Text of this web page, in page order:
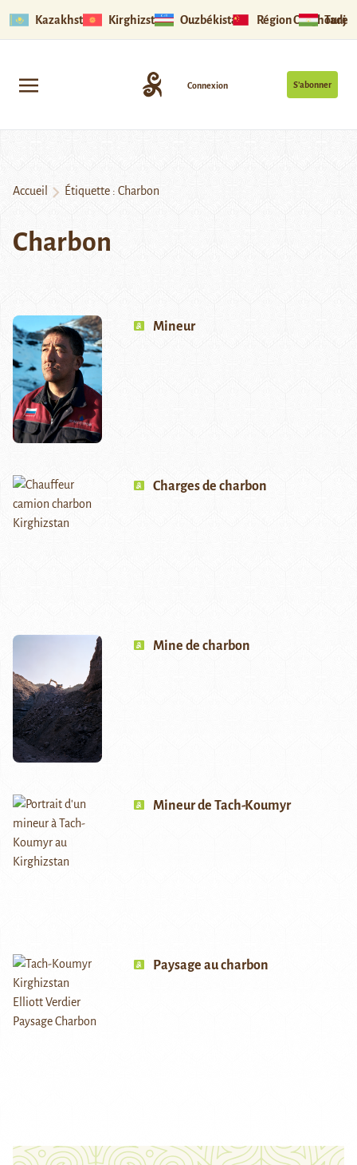
Kazakhstan Kirghizstan Ouzbékistan Région Ouïghoure
S’abonner
Connexion
Accueil Étiquette : Charbon
Charbon
Mineur
Charges de charbon
Mine de charbon
Mineur de Tach-Koumyr
Paysage au charbon